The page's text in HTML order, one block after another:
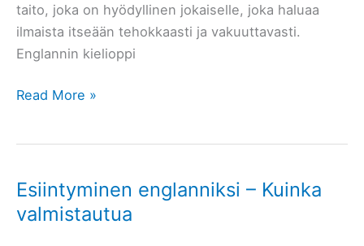
taito, joka on hyödyllinen jokaiselle, joka haluaa
ilmaista itseään tehokkaasti ja vakuuttavasti.
Englannin kielioppi
Englannin
Read More »
Esiintyminen englanniksi – Kuinka
valmistautua